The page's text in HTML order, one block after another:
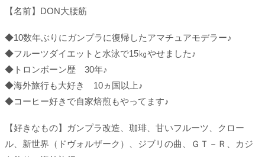
【名前】DON大腰筋
◆10数年ぶりにガンプラに復帰したアマチュアモデラー♪
◆フルーツダイエットと水泳で15㎏やせました♪
◆トロンボーン歴 30年♪
◆海外旅行も大好き 10ヵ国以上♪
◆コーヒー好きで自家焙煎もやってます♪
【好きなもの】ガンプラ改造、珈琲、甘いフルーツ、クロー
ル、新世界（ドヴォルザーク）、ジブリの曲、ＧＴ－Ｒ、カジ